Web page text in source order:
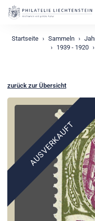
Startseite Sammeln
1939 - 1920
zurück zur Übersicht
AUSVERKAUFT